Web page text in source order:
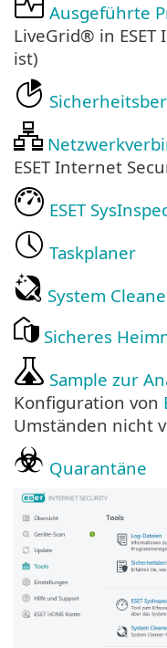
Ausgeführte
LiveGrid® in
ist)
ESET Internet
ESET
Taskplaner
System
Sicheres
Sample zur
Konfiguration von
Umständen nicht
Quarantäne